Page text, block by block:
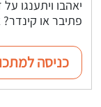
פתיבר או
כניסה